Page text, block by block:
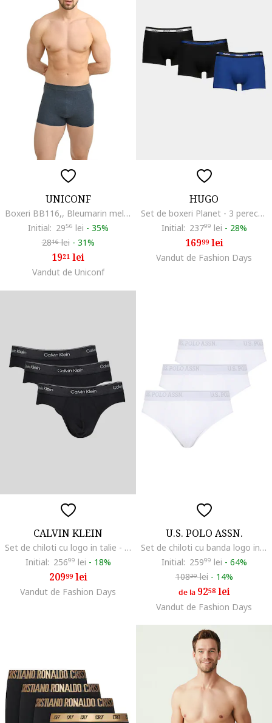
UNICONF
Boxeri BB116,, Bleumarin melange
Initial: 2956 lei - 35%
2816lei - 31%
1921 lei
Vandut de Uniconf
HUGO
Set de boxeri Planet - 3 perechi, Negru/Bleumarin
Initial: 23799 lei - 28%
16999lei
Vandut de Fashion Days
CALVIN KLEIN
Set de chiloti cu logo in talie - 3 perechi, Negru carbon
Initial: 25699 lei - 18%
20999lei
Vandut de Fashion Days
U.S. POLO ASSN.
Set de chiloti cu banda logo in talie - 3 perechi, Alb
Initial: 25999 lei - 64%
10829lei - 14%
de la 9258lei
Vandut de Fashion Days